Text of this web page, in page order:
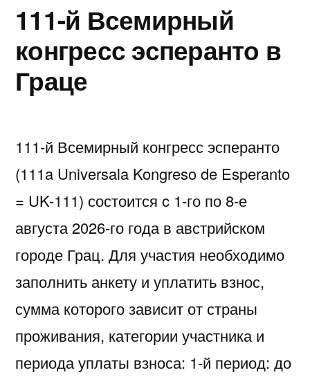
111-й Всемирный
конгресс эсперанто в
Граце
111-й Всемирный конгресс эсперанто
(111a Universala Kongreso de Esperanto
= UK-111) состоится c 1-го по 8-е
августа 2026-го года в австрийском
городе Грац. Для участия необходимо
заполнить анкету и уплатить взнос,
сумма которого зависит от страны
проживания, категории участника и
периода уплаты взноса: 1-й период: до